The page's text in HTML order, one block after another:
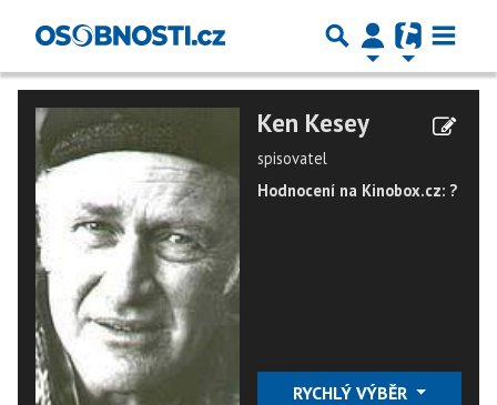
Ken Kesey
spisovatel
Hodnocení na Kinobox.cz: ?
RYCHLÝ VÝBĚR